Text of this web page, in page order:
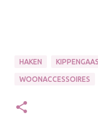
HAKEN KIPPENGAAS
WOONACCESSOIRES